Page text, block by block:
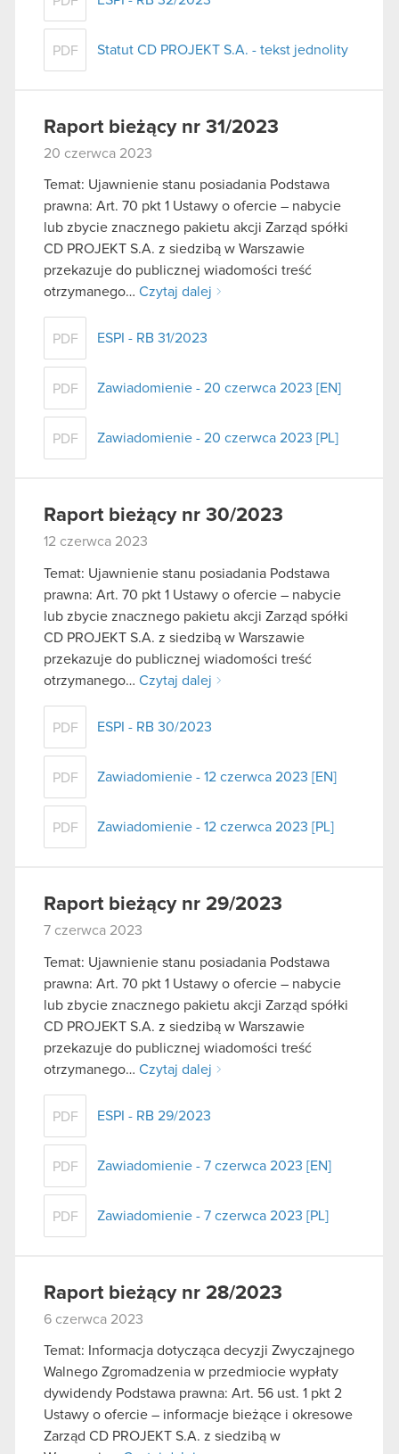
PDF Statut CD PROJEKT S.A. - tekst jednolity
Raport bieżący nr 31/2023
20 czerwca 2023
Temat: Ujawnienie stanu posiadania Podstawa
prawna: Art. 70 pkt 1 Ustawy o ofercie – nabycie
lub zbycie znacznego pakietu akcji Zarząd spółki
CD PROJEKT S.A. z siedzibą w Warszawie
przekazuje do publicznej wiadomości treść
otrzymanego… Czytaj dalej
PDF ESPI - RB 31/2023
PDF Zawiadomienie - 20 czerwca 2023 [EN]
PDF Zawiadomienie - 20 czerwca 2023 [PL]
Raport bieżący nr 30/2023
12 czerwca 2023
Temat: Ujawnienie stanu posiadania Podstawa
prawna: Art. 70 pkt 1 Ustawy o ofercie – nabycie
lub zbycie znacznego pakietu akcji Zarząd spółki
CD PROJEKT S.A. z siedzibą w Warszawie
przekazuje do publicznej wiadomości treść
otrzymanego… Czytaj dalej
PDF ESPI - RB 30/2023
PDF Zawiadomienie - 12 czerwca 2023 [EN]
PDF Zawiadomienie - 12 czerwca 2023 [PL]
Raport bieżący nr 29/2023
7 czerwca 2023
Temat: Ujawnienie stanu posiadania Podstawa
prawna: Art. 70 pkt 1 Ustawy o ofercie – nabycie
lub zbycie znacznego pakietu akcji Zarząd spółki
CD PROJEKT S.A. z siedzibą w Warszawie
przekazuje do publicznej wiadomości treść
otrzymanego… Czytaj dalej
PDF ESPI - RB 29/2023
PDF Zawiadomienie - 7 czerwca 2023 [EN]
PDF Zawiadomienie - 7 czerwca 2023 [PL]
Raport bieżący nr 28/2023
6 czerwca 2023
Temat: Informacja dotycząca decyzji Zwyczajnego
Walnego Zgromadzenia w przedmiocie wypłaty
dywidendy Podstawa prawna: Art. 56 ust. 1 pkt 2
Ustawy o ofercie – informacje bieżące i okresowe
Zarząd CD PROJEKT S.A. z siedzibą w